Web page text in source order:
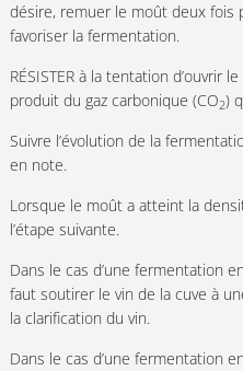
désire, remuer le moût deux fois
favoriser la fermentation.
RÉSISTER à la tentation d’ouvrir
produit du gaz carbonique (CO2)
Suivre l’évolution de la
en note.
Lorsque le moût a atteint la
l’étape suivante.
Dans le cas d’une fermentation
faut soutirer le vin de la cuve à
la clarification du vin.
Dans le cas d’une fermentation